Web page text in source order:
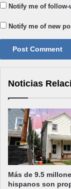
Notify me of
Notify me of new
Noticias
Más de 9.5
hispanos son